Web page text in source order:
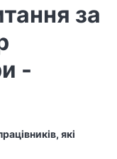
за
-
які